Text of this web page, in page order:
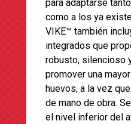
para adaptarse
como a los ya
VIKE™ también
integrados que
robusto, silencioso
promover una
huevos, a la vez
de mano de obra.
el nivel inferior del